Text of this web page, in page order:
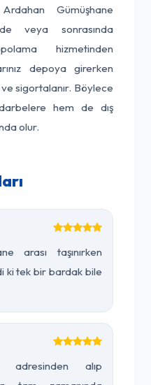
Gümüşhane
veya sonrasında
hizmetinden
depoya girerken
sigortalanır. Böylece
hem de dış
olur.
arası taşınırken
ki tek bir bardak bile
adresinden alıp